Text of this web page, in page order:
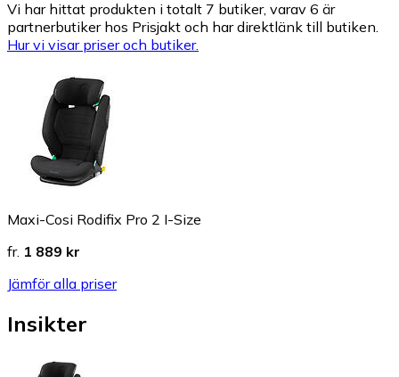
Vi har hittat produkten i totalt 7 butiker, varav 6 är
partnerbutiker hos Prisjakt och har direktlänk till butiken.
Hur vi visar priser och butiker.
Maxi-Cosi Rodifix Pro 2 I-Size
fr. 1 889 kr
Jämför alla priser
Insikter